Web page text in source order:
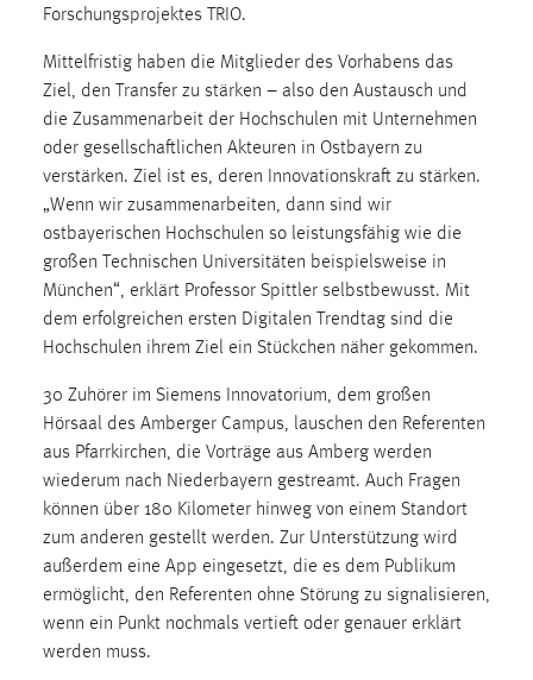
Forschungsprojektes TRIO.
Mittelfristig haben die Mitglieder des Vorhabens das
Ziel, den Transfer zu stärken – also den Austausch und
die Zusammenarbeit der Hochschulen mit Unternehmen
oder gesellschaftlichen Akteuren in Ostbayern zu
verstärken. Ziel ist es, deren Innovationskraft zu stärken.
„Wenn wir zusammenarbeiten, dann sind wir
ostbayerischen Hochschulen so leistungsfähig wie die
großen Technischen Universitäten beispielsweise in
München“, erklärt Professor Spittler selbstbewusst. Mit
dem erfolgreichen ersten Digitalen Trendtag sind die
Hochschulen ihrem Ziel ein Stückchen näher gekommen.
30 Zuhörer im Siemens Innovatorium, dem großen
Hörsaal des Amberger Campus, lauschen den Referenten
aus Pfarrkirchen, die Vorträge aus Amberg werden
wiederum nach Niederbayern gestreamt. Auch Fragen
können über 180 Kilometer hinweg von einem Standort
zum anderen gestellt werden. Zur Unterstützung wird
außerdem eine App eingesetzt, die es dem Publikum
ermöglicht, den Referenten ohne Störung zu signalisieren,
wenn ein Punkt nochmals vertieft oder genauer erklärt
werden muss.
Conversion-Tracking
Cookie Laufzeit:
3 Monate
Facebook Pixel
Name:
_fbp
Anbieter:
Facebook
Zweck:
Cookie Laufzeit:
3 Monate
EXTERNE MEDIEN
Um Inhalte von Videoplattformen und Social Media
Plattformen anzeigen zu können, werden von diesen